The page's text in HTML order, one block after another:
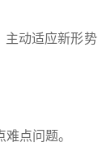
动适应新形
点问题。